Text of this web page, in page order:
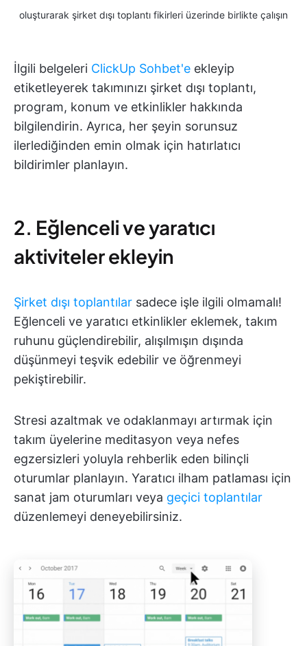
oluşturarak şirket dışı toplantı fikirleri üzerinde birlikte çalışın
İlgili belgeleri ClickUp Sohbet'e ekleyip
etiketleyerek takımınızı şirket dışı toplantı,
program, konum ve etkinlikler hakkında
bilgilendirin. Ayrıca, her şeyin sorunsuz
ilerlediğinden emin olmak için hatırlatıcı
bildirimler planlayın.
2. Eğlenceli ve yaratıcı
aktiviteler ekleyin
Şirket dışı toplantılar sadece işle ilgili olmamalı!
Eğlenceli ve yaratıcı etkinlikler eklemek, takım
ruhunu güçlendirebilir, alışılmışın dışında
düşünmeyi teşvik edebilir ve öğrenmeyi
pekiştirebilir.
Stresi azaltmak ve odaklanmayı artırmak için
takım üyelerine meditasyon veya nefes
egzersizleri yoluyla rehberlik eden bilinçli
oturumlar planlayın. Yaratıcı ilham patlaması için
sanat jam oturumları veya geçici toplantılar
düzenlemeyi deneyebilirsiniz.